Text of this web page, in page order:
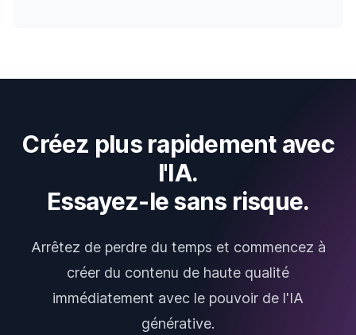
Créez plus rapidement avec
l'IA.
Essayez-le sans risque.
Arrêtez de perdre du temps et commencez à
créer du contenu de haute qualité
immédiatement avec le pouvoir de l'IA
générative.